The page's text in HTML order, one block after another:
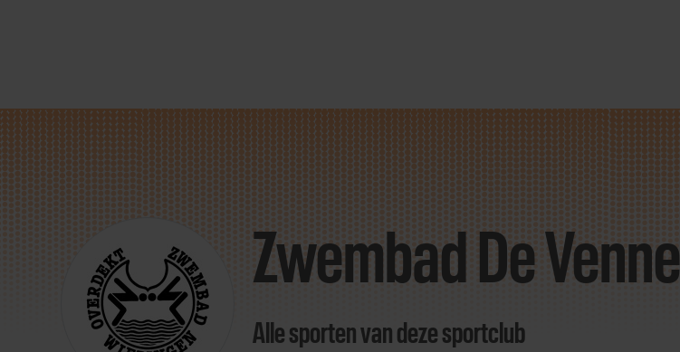
Direct
door
Zwembad De Venne
Alle sporten van deze sportclub